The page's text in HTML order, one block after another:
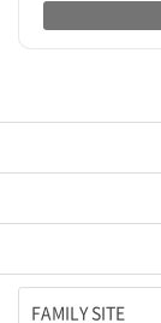
FAMILY SITE